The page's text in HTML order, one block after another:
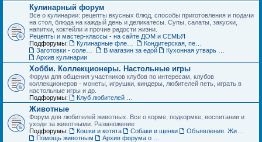
Кулинарный форум
Все о кулинарии: рецепты вкусных блюд, способы приготовления и подачи
на стол, блюда на каждый день и деликатесы. Супы, салаты, закуски,
напитки, коктейли и прочие радости жизни.
Рецепты и мастер-классы - на сайте ДОМ и СЕМЬЯ
Подфорумы:
В магазин за едой
Архив кулинарии
Хобби. Коллекционеры. Настольные игры
Форум для общения участников клубов по интересам, клубов
коллекционеров - монеты, игрушки, киндеры, любителей петь, играть в
настольные игры и др.
Подфорумы:
Животные
Форум для любителей животных. Все о корме, подкормке, воспитании и
уходе за животными. Размножение
Подфорумы:
Кошки и котята Собаки и щенки
Помощь животным